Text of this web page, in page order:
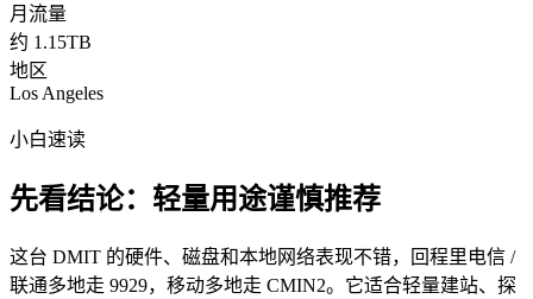
月流量
约 1.15TB
地区
Los Angeles
小白速读
先看结论：轻量用途谨慎推荐
这台 DMIT 的硬件、磁盘和本地网络表现不错，回程里电信 /
联通多地走 9929，移动多地走 CMIN2。它适合轻量建站、探